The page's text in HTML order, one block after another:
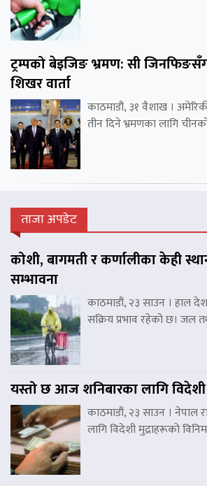
ट्रम्पको बेइजिङ भ्रमण: सी
शिखर वार्ता
काठमाडौं, ३१ वैशाख । अमेरिकी
तीन दिने भ्रमणका लागि
ताजा अपडेट
कोशी, बागमती र कर्णालीका केही
सम्भावना
काठमाडौं, २३ साउन । हाल
सक्रिय प्रभाव रहेको छ। जल
यस्तो छ आज शनिबारका लागि विदेशी
काठमाडौं, २३ साउन । नेपाल
लागि विदेशी मुद्राहरूको